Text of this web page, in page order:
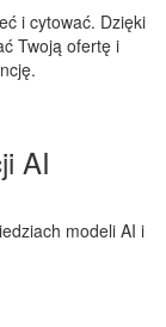
i cytować. Dzięki
Twoją ofertę i
AI
modeli AI i